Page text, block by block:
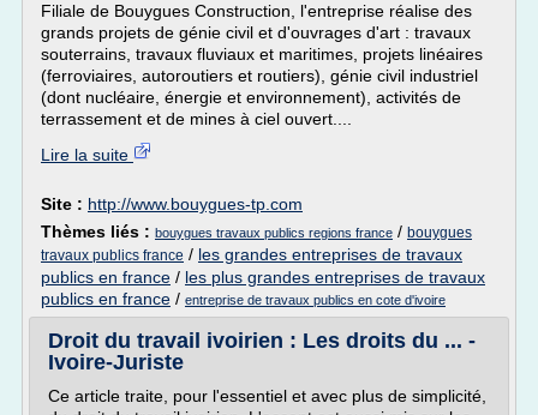
Filiale de Bouygues Construction, l'entreprise réalise des
grands projets de génie civil et d'ouvrages d'art : travaux
souterrains, travaux fluviaux et maritimes, projets linéaires
(ferroviaires, autoroutiers et routiers), génie civil industriel
(dont nucléaire, énergie et environnement), activités de
terrassement et de mines à ciel ouvert....
Lire la suite
Site : http://www.bouygues-tp.com
Thèmes liés : bouygues travaux publics regions france / bouygues
travaux publics france / les grandes entreprises de travaux
publics en france / les plus grandes entreprises de travaux
publics en france / entreprise de travaux publics en cote d'ivoire
Droit du travail ivoirien : Les droits du ... -
Ivoire-Juriste
Ce article traite, pour l'essentiel et avec plus de simplicité,